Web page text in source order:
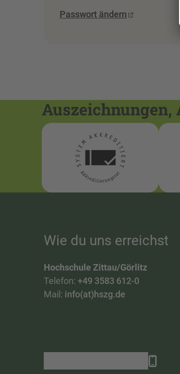
Passwort ändern
Wie du uns erreichst
Hochschule Zittau/Görlitz
Telefon: +49 3583 612-0
Mail: info(at)hszg.de